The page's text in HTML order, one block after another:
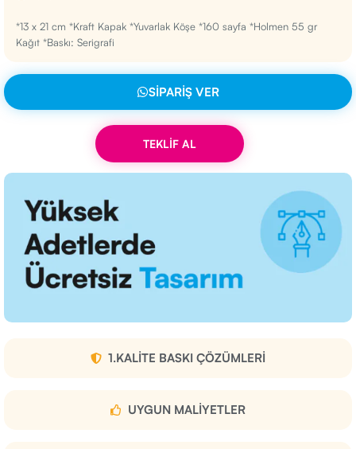
*13 x 21 cm *Kraft Kapak *Yuvarlak Köşe *160 sayfa *Holmen 55 gr
Kağıt *Baskı: Serigrafi
SIPARIŞ VER
TEKLİF AL
1.KALITE BASKI ÇÖZÜMLERI
UYGUN MALIYETLER